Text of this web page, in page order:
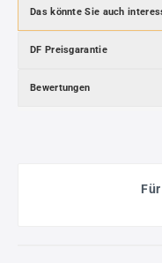
Das könnte Sie auch
DF Preisgarantie
Bewertungen